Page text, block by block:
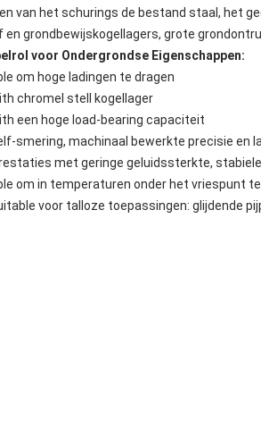
van het schurings de bestand staal, het
en grondbewijskogellagers, grote
voor Ondergrondse Eigenschappen:
om hoge ladingen te dragen
chromel stell kogellager
een hoge load-bearing capaciteit
smering, machinaal bewerkte precisie en
met geringe geluidssterkte,
om in temperaturen onder het vriespunt
voor talloze toepassingen: glijdende